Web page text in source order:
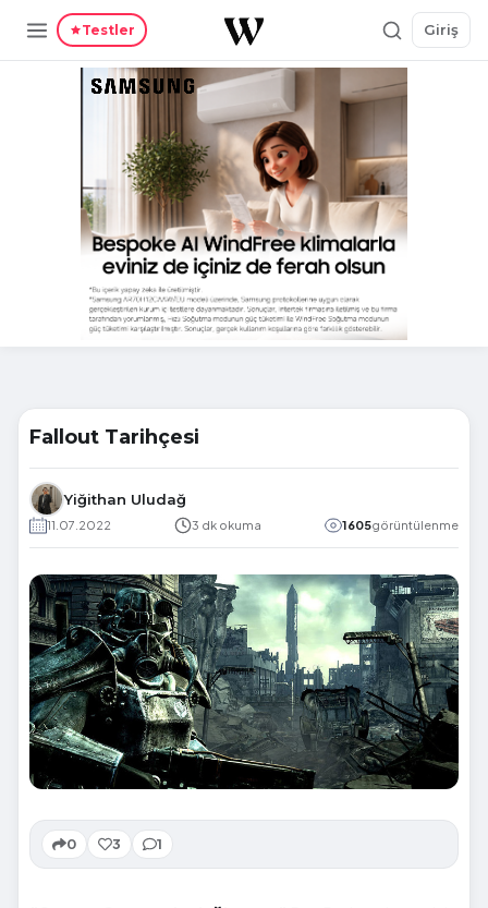
Testler Giriş
Fallout Tarihçesi
Yiğithan Uludağ
11.07.2022 3 dk okuma 1605görüntülenme
0 3 1